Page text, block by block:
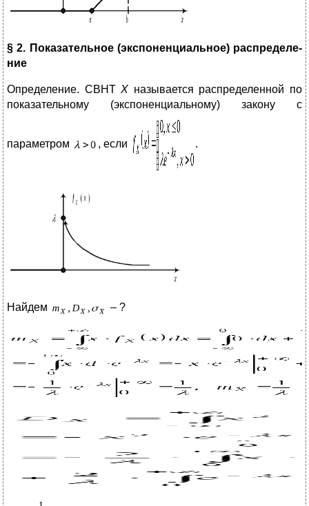
§ 2. Показательное (экспоненциальное) распределе-
ние
Определение. СВНТХ называется распределенной по
показательному (экспоненциальному) закону с
параметром , если .
Найдем – ?